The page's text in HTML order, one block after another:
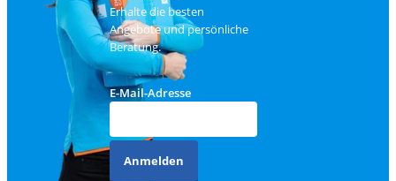
Erhalte die besten
Angebote und persönliche
Beratung.
E-Mail-Adresse
Anmelden